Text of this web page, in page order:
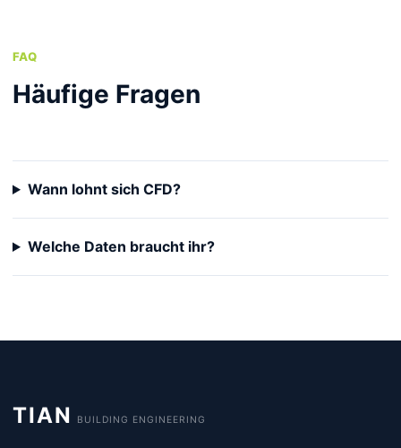
FAQ
Häufige Fragen
Wann lohnt sich CFD?
Welche Daten braucht ihr?
TIAN BUILDING ENGINEERING